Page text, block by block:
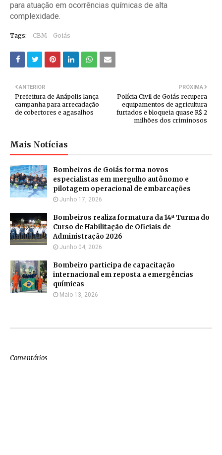
para atuação em ocorrências químicas de alta
complexidade.
Tags: CBM Goiás
PRÓXIMA
Polícia Civil de Goiás recupera
equipamentos de agricultura
furtados e bloqueia quase R$ 2
milhões dos criminosos
ANTERIOR
Prefeitura de Anápolis lança
campanha para arrecadação
de cobertores e agasalhos
Mais Notícias
Bombeiros de Goiás forma novos
especialistas em mergulho autônomo e
pilotagem operacional de embarcações
Junho 17, 2026
Bombeiros realiza formatura da 14ª Turma do
Curso de Habilitação de Oficiais de
Administração 2026
Junho 04, 2026
Bombeiro participa de capacitação
internacional em reposta a emergências
químicas
Maio 13, 2026
Comentários